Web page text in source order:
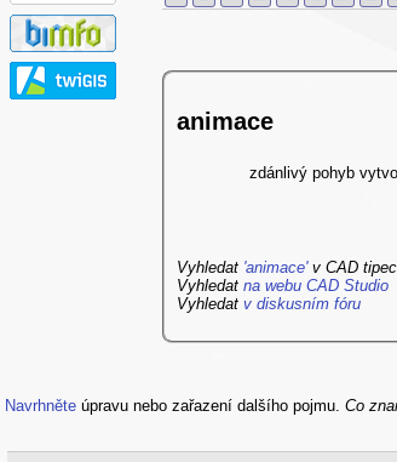
animace
zdánlivý pohyb
Vyhledat 'animace'v CAD
Vyhledat na webu CAD Studio
Vyhledat v diskusním fóru
Navrhněte úpravu nebo zařazení dalšího pojmu. Co